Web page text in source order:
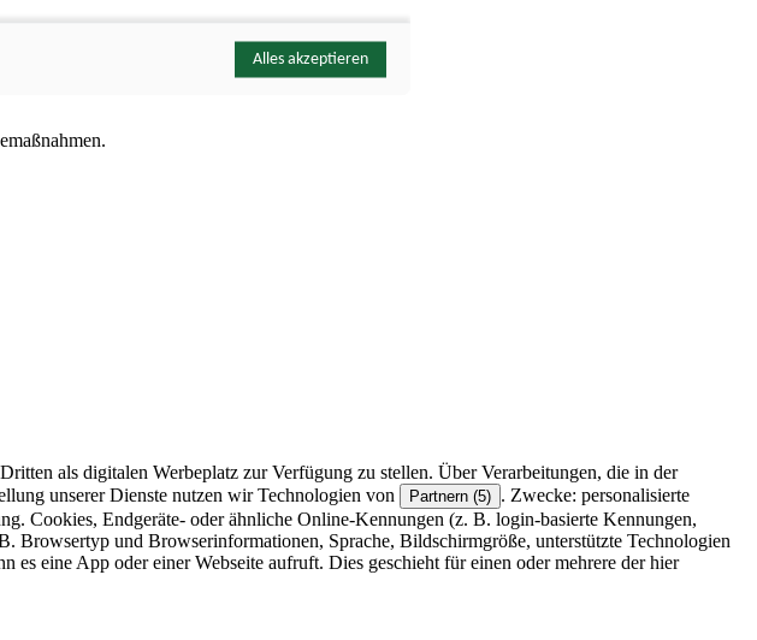
als digitalen Werbeplatz zur Verfügung zu stellen. Über Verarbeitungen, die in der
unserer Dienste nutzen wir Technologien von Partnern (5) . Zwecke: personalisierte
Cookies, Endgeräte- oder ähnliche Online-Kennungen (z. B. login-basierte Kennungen,
Browsertyp und Browserinformationen, Sprache, Bildschirmgröße, unterstützte Technologien
es eine App oder einer Webseite aufruft. Dies geschieht für einen oder mehrere der hier
Alles akzeptieren